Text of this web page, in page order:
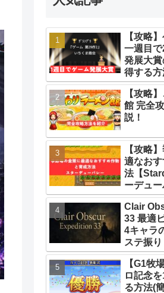
【攻略
一週目
発展大
得する方
【攻略
館 完全
説！
【攻略
適なお
法【
ーデュー
Clair
33 最適
4キャラ
ステ振
解説【
ール エ
33】【
【G1牧
ロ記念
る方法(